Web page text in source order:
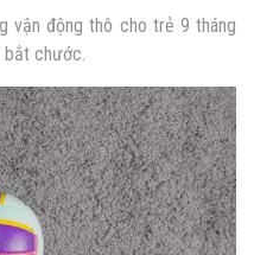
vận động thô cho trẻ 9 tháng
bắt chước.